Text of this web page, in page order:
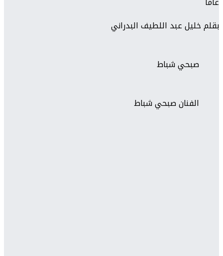
بقلم خليل عبد اللطيف البدراني
صبحي شباط
الفنان صبحي شباط